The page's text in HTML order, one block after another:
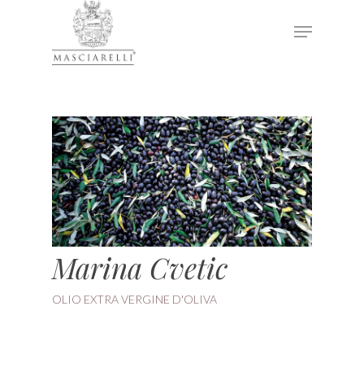
Marina Cvetic
OLIO EXTRA VERGINE D'OLIVA